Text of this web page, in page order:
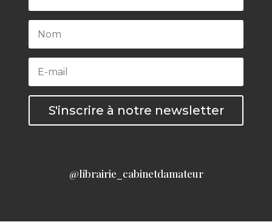
S'inscrire à notre newsletter
@librairie_cabinetdamateur